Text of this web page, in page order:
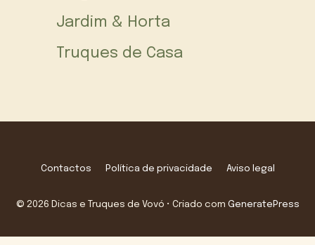
Jardim & Horta
Truques de Casa
Contactos Política de privacidade Aviso legal
© 2026 Dicas e Truques de Vovó • Criado com GeneratePress